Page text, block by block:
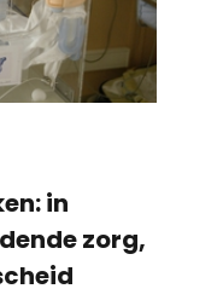
in
zorg,